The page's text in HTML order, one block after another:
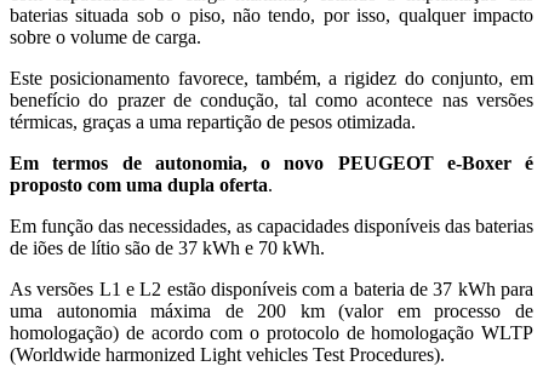
baterias situada sob o piso, não tendo, por isso, qualquer impacto
sobre o volume de carga.
Este posicionamento favorece, também, a rigidez do conjunto, em
benefício do prazer de condução, tal como acontece nas versões
térmicas, graças a uma repartição de pesos otimizada.
Em termos de autonomia, o novo PEUGEOT e-Boxer é
proposto com uma dupla oferta.
Em função das necessidades, as capacidades disponíveis das baterias
de iões de lítio são de 37 kWh e 70 kWh.
As versões L1 e L2 estão disponíveis com a bateria de 37 kWh para
uma autonomia máxima de 200 km (valor em processo de
homologação) de acordo com o protocolo de homologação WLTP
(Worldwide harmonized Light vehicles Test Procedures).